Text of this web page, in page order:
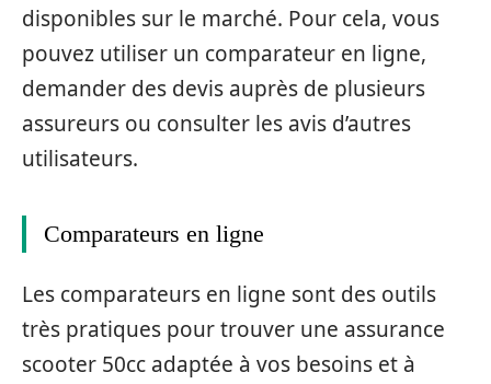
disponibles sur le marché. Pour cela, vous
pouvez utiliser un comparateur en ligne,
demander des devis auprès de plusieurs
assureurs ou consulter les avis d’autres
utilisateurs.
Comparateurs en ligne
Les comparateurs en ligne sont des outils
très pratiques pour trouver une assurance
scooter 50cc adaptée à vos besoins et à